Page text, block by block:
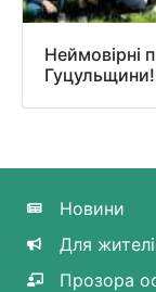
Неймовірні
Гуцульщини!
Новини
Для
Прозора